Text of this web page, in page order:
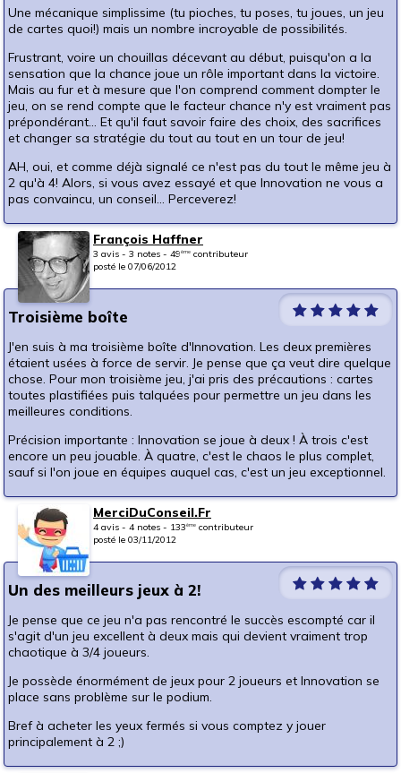
Une mécanique simplissime (tu pioches, tu poses, tu joues, un jeu
de cartes quoi!) mais un nombre incroyable de possibilités.
Frustrant, voire un chouillas décevant au début, puisqu'on a la
sensation que la chance joue un rôle important dans la victoire.
Mais au fur et à mesure que l'on comprend comment dompter le
jeu, on se rend compte que le facteur chance n'y est vraiment pas
prépondérant... Et qu'il faut savoir faire des choix, des sacrifices
et changer sa stratégie du tout au tout en un tour de jeu!
AH, oui, et comme déjà signalé ce n'est pas du tout le même jeu à
2 qu'à 4! Alors, si vous avez essayé et que Innovation ne vous a
pas convaincu, un conseil... Perceverez!
François Haffner
3 avis - 3 notes - 49ème contributeur
posté le 07/06/2012
Troisième boîte
J'en suis à ma troisième boîte d'Innovation. Les deux premières
étaient usées à force de servir. Je pense que ça veut dire quelque
chose. Pour mon troisième jeu, j'ai pris des précautions : cartes
toutes plastifiées puis talquées pour permettre un jeu dans les
meilleures conditions.
Précision importante : Innovation se joue à deux ! À trois c'est
encore un peu jouable. À quatre, c'est le chaos le plus complet,
sauf si l'on joue en équipes auquel cas, c'est un jeu exceptionnel.
MerciDuConseil.Fr
4 avis - 4 notes - 133ème contributeur
posté le 03/11/2012
Un des meilleurs jeux à 2!
Je pense que ce jeu n'a pas rencontré le succès escompté car il
s'agit d'un jeu excellent à deux mais qui devient vraiment trop
chaotique à 3/4 joueurs.
Je possède énormément de jeux pour 2 joueurs et Innovation se
place sans problème sur le podium.
Bref à acheter les yeux fermés si vous comptez y jouer
principalement à 2 ;)